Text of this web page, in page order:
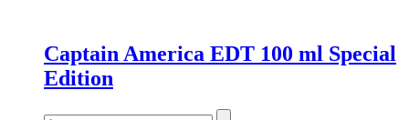
Captain America EDT 100 ml Special
Edition